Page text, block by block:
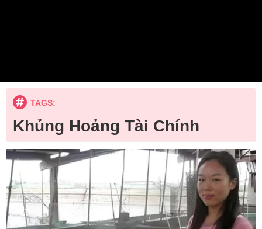
TAGS:
Khủng Hoảng Tài Chính